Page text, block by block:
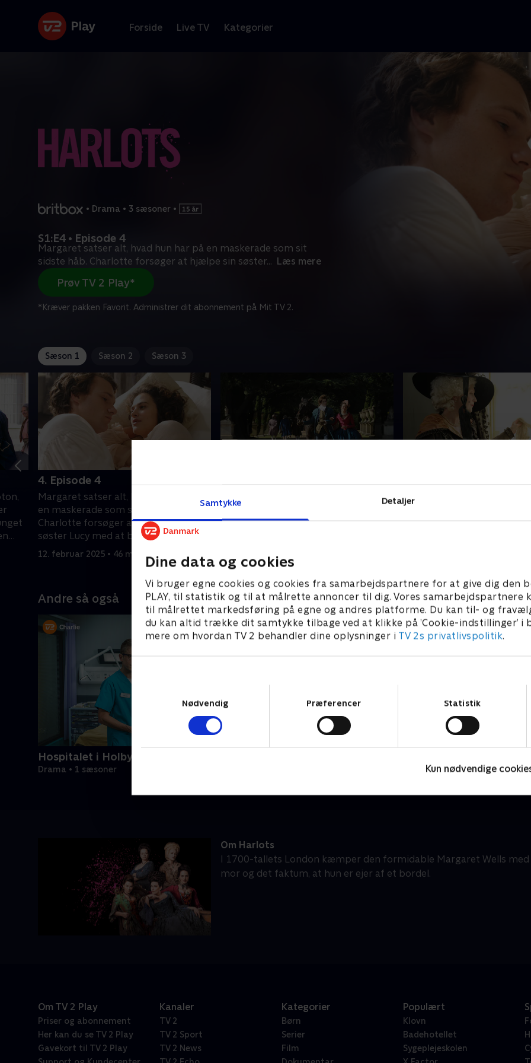
Samtykke Detaljer
Dine data og cookies
Vi bruger egne cookies og cookies fra samarbejdspartnere for at give dig den
PLAY, til statistik og til at målrette annoncer til dig. Vores samarbejdspartnere
til målrettet markedsføring på egne og andres platforme. Du kan til- og
du kan altid trække dit samtykke tilbage ved at klikke på ’Cookie-indstillinger’ i
mere om hvordan TV 2 behandler dine oplysninger i TV 2s privatlivspolitik.
Nødvendig
Præferencer Statistik
Kun nødvendige
Forside Live TV Kategorier
• Drama • 3 sæsoner •
S1:E4 • Episode 4
Margaret satser alt, hvad hun har på en maskerade som sit
sidste håb. Charlotte forsøger at hjælpe sin søster... Læs mere
Prøv TV 2 Play*
*Kræver pakken Favorit. Administrer dit abonnement på Mit TV 2.
Sæson 1 Sæson 2 Sæson 3
4. Episode 4
Margaret satser alt, hvad hun har på
en maskerade som sit sidste håb.
Charlotte forsøger at hjælpe sin
søster Lucy med at blive en
anerkendt kurtisane.
12. februar 2025 • 46 min
Lord Fallon viser interesse for Lucy, og
Charlotte bringer sig selv i fare, da
hun beslutter sig for at forlade
12. februar 2025 • 46 min
Lucys reaktion på Howards
Andre så også
Hospitalet i Holby
Drama • 1 sæsoner
Om Harlots
I 1700-tallets London kæmper den formidable Margaret Wells
mor og det faktum, at hun er ejer af et bordel.
Om TV 2 Play
Priser og abonnement
Her kan du se TV 2 Play
Gavekort til TV 2 Play
Kanaler
TV 2
TV 2 Sport
TV 2 News
Kategorier
Børn
Serier
Film
Populært
Klovn
Badehotellet
Sygeplejeskolen